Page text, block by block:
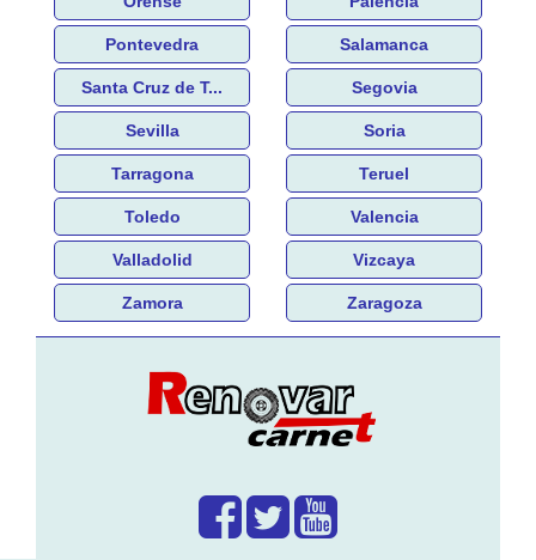
Pontevedra Salamanca
Santa Cruz de T... Segovia
Sevilla Soria
Tarragona Teruel
Toledo Valencia
Valladolid Vizcaya
Zamora Zaragoza